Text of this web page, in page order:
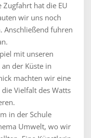
Zugfahrt hat die EU
wir uns noch
Anschließend fuhren
mit unseren
der Küste in
machten wir eine
Vielfalt des Watts
in der Schule
Umwelt, wo wir